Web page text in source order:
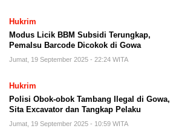
Hukrim
Modus Licik BBM Subsidi Terungkap,
Pemalsu Barcode Dicokok di Gowa
Jumat, 19 September 2025 - 22:24 WITA
Hukrim
Polisi Obok-obok Tambang Ilegal di Gowa,
Sita Excavator dan Tangkap Pelaku
Jumat, 19 September 2025 - 10:59 WITA